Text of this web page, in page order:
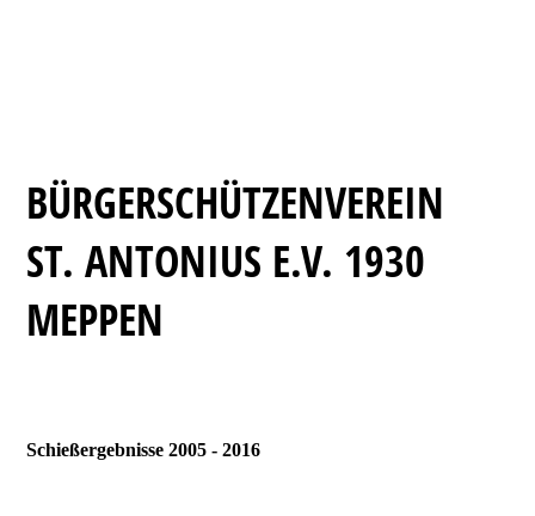
BÜRGERSCHÜTZENVEREIN
ST. ANTONIUS E.V. 1930
MEPPEN
Schießergebnisse 2005 - 2016